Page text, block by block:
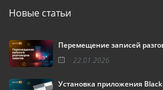
Новые статьи
Перемещение записей
22.01.2026
Установка приложения